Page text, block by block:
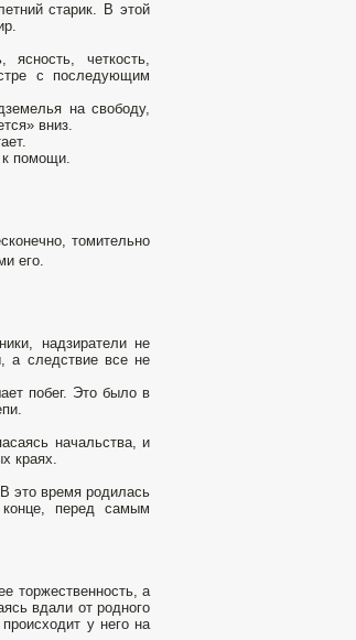
старик. В этой
четкость,
с последующим
на свободу,
вниз.
к помощи.
томительно
его.
надзиратели не
а следствие все не
побег. Это было в
начальства, и
краях.
это время родилась
перед самым
торжественность, а
вдали от родного
у него на